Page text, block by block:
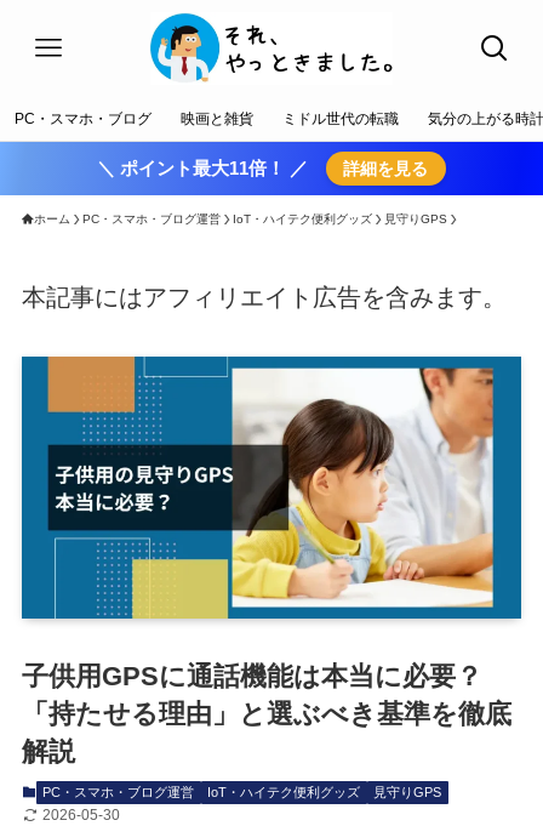
PC・スマホ・ブログ 映画と雑貨 ミドル世代の転職 気分の上がる時計
＼ ポイント最大11倍！ ／ 詳細を見る
ホーム PC・スマホ・ブログ運営 IoT・ハイテク便利グッズ 見守りGPS
本記事にはアフィリエイト広告を含みます。
子供用GPSに通話機能は本当に必要？
「持たせる理由」と選ぶべき基準を徹底
解説
PC・スマホ・ブログ運営 IoT・ハイテク便利グッズ 見守りGPS
2026-05-30